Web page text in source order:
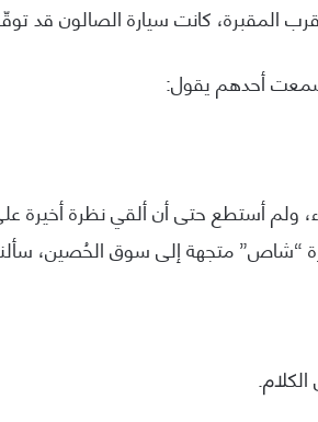
المقبرة، كانت سيارة الصالون قد
أحدهم يقول:
ولم أستطع حتى أن ألقي نظرة
“شاص” متجهة إلى سوق الحُصين،